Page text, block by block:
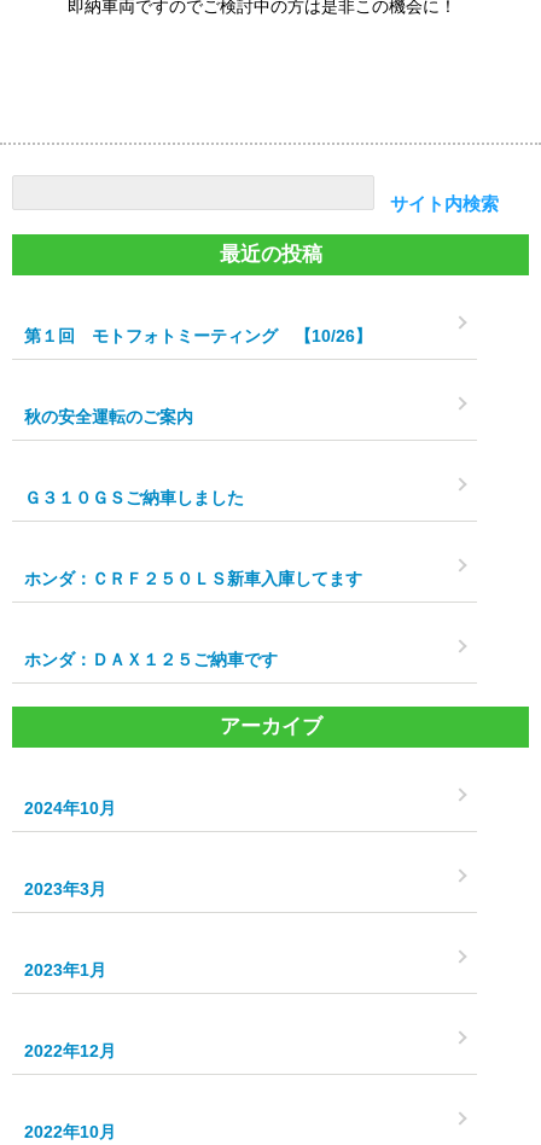
即納車両ですのでご検討中の方は是非この機会に！
サイト内検索
最近の投稿
第１回 モトフォトミーティング 【10/26】
秋の安全運転のご案内
Ｇ３１０ＧＳご納車しました
ホンダ：ＣＲＦ２５０ＬＳ新車入庫してます
ホンダ：ＤＡＸ１２５ご納車です
アーカイブ
2024年10月
2023年3月
2023年1月
2022年12月
2022年10月